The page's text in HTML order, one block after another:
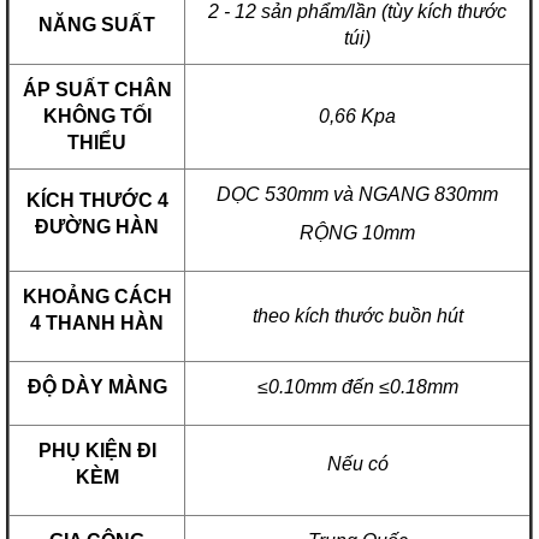
NĂNG SUẤT
2 - 12 sản phẩm/lần (tùy kích thước
túi)
ÁP SUẤT CHÂN
KHÔNG TỐI
THIỂU
0,66 Kpa
KÍCH THƯỚC 4
ĐƯỜNG HÀN
DỌC 530mm và NGANG 830mm
RỘNG 10mm
KHOẢNG CÁCH
4 THANH HÀN
theo kích thước buồn hút
ĐỘ DÀY MÀNG ≤0.10mm đến ≤0.18mm
PHỤ KIỆN ĐI
KÈM
Nếu có